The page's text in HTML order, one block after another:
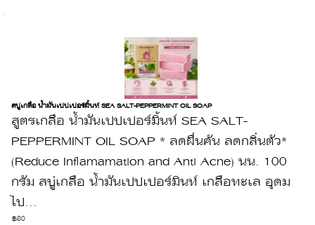
สบู่เกลือ น้ำมันเปปเปอร์มิ้นท์ SEA SALT-PEPPERMINT OIL SOAP
สูตรเกลือ น้ำมันเปปเปอร์มิ้นท์ SEA SALT-
PEPPERMINT OIL SOAP * ลดผื่นคัน ลดกลิ่นตัว*
(Reduce Inflamamation and Anti Acne) นน. 100
กรัม สบู่เกลือ น้ำมันเปปเปอร์มินท์ เกลือทะเล อุดม
ไป...
฿80